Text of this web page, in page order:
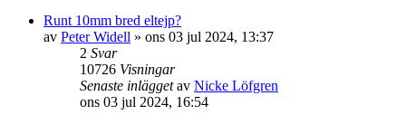
Runt 10mm bred eltejp?
av Peter Widell » ons 03 jul 2024, 13:37
2 Svar
10726 Visningar
Senaste inläggetav Nicke Löfgren
ons 03 jul 2024, 16:54